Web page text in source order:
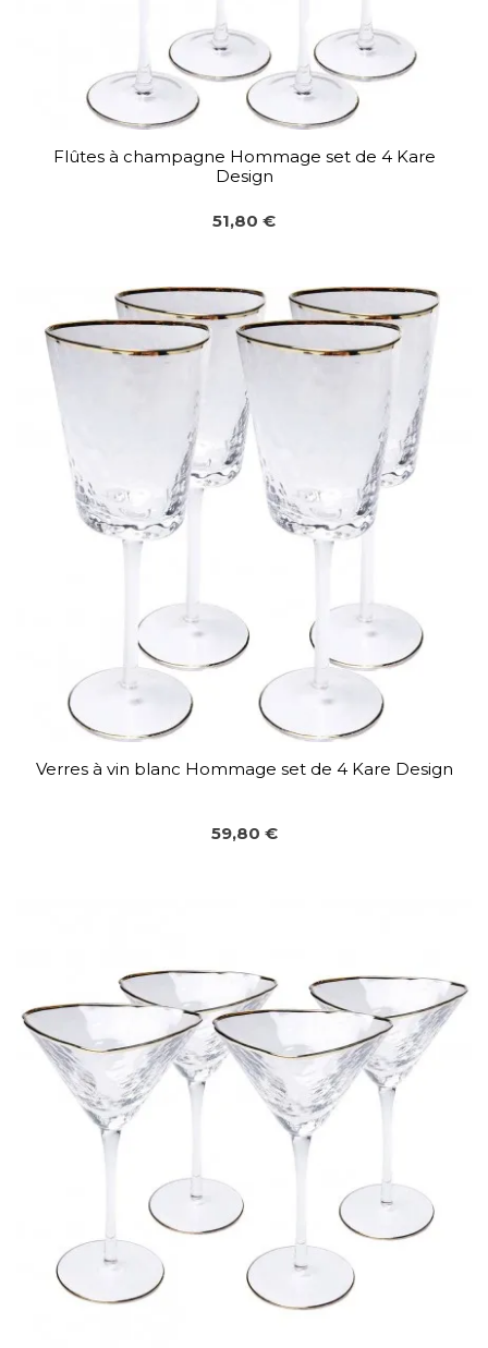
Flûtes à champagne Hommage set de 4 Kare
Design
51,80 €
Verres à vin blanc Hommage set de 4 Kare Design
59,80 €